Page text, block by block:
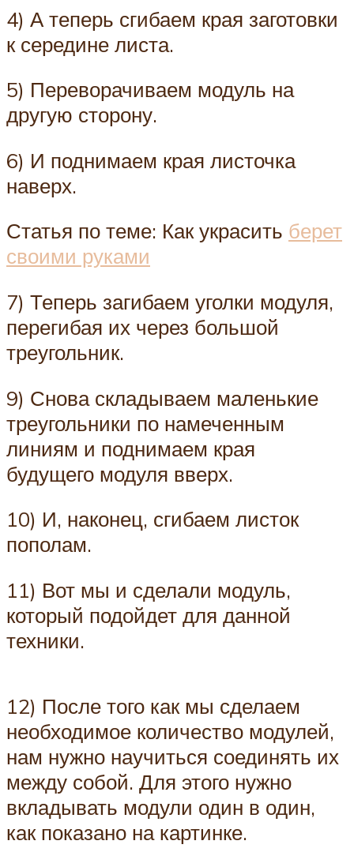
4) А теперь сгибаем края заготовки
к середине листа.
5) Переворачиваем модуль на
другую сторону.
6) И поднимаем края листочка
наверх.
Статья по теме: Как украсить берет
своими руками
7) Теперь загибаем уголки модуля,
перегибая их через большой
треугольник.
9) Снова складываем маленькие
треугольники по намеченным
линиям и поднимаем края
будущего модуля вверх.
10) И, наконец, сгибаем листок
пополам.
11) Вот мы и сделали модуль,
который подойдет для данной
техники.
12) После того как мы сделаем
необходимое количество модулей,
нам нужно научиться соединять их
между собой. Для этого нужно
вкладывать модули один в один,
как показано на картинке.